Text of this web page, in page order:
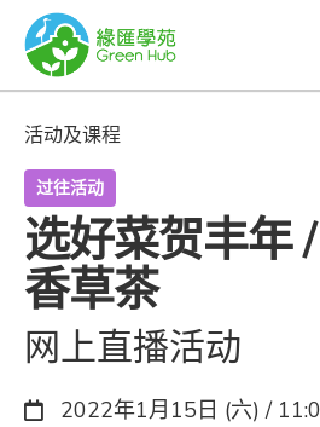
活动及课程
过往活动
选好菜贺丰年
香草茶
网上直播活动
日期：
2022年1月15日 (六) /